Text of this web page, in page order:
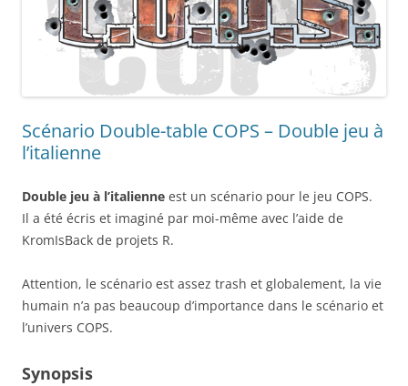
Scénario Double-table COPS – Double jeu à
l’italienne
Double jeu à l’italienne est un scénario pour le jeu COPS.
Il a été écris et imaginé par moi-même avec l’aide de
KromIsBack de projets R.
Attention, le scénario est assez trash et globalement, la vie
humain n’a pas beaucoup d’importance dans le scénario et
l’univers COPS.
Synopsis